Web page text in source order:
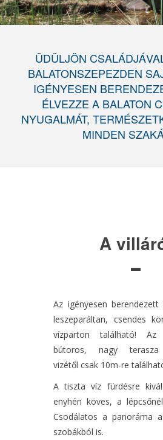
ÜDÜLJÖN
BALATONSZEPEZDEN
IGÉNYESEN
ÉLVEZZE A BALATON
NYUGALMÁT,
MINDEN
A
Az igényesen berendezett
leszeparáltan, csendes
vízparton található!
bútoros, nagy
vizétől csak 10m-re
A tiszta víz fürdésre
enyhén köves, a
Csodálatos a panoráma
szobákból is.